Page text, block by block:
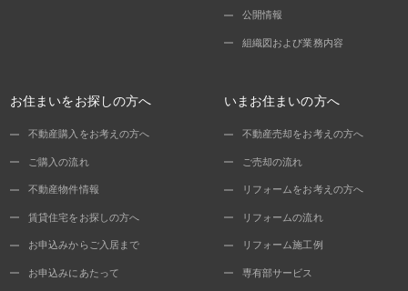
公開情報
組織図および業務内容
お住まいをお探しの方へ
不動産購入をお考えの方へ
ご購入の流れ
不動産物件情報
賃貸住宅をお探しの方へ
お申込みからご入居まで
お申込みにあたって
いまお住まいの方へ
不動産売却をお考えの方へ
ご売却の流れ
リフォームをお考えの方へ
リフォームの流れ
リフォーム施工例
専有部サービス